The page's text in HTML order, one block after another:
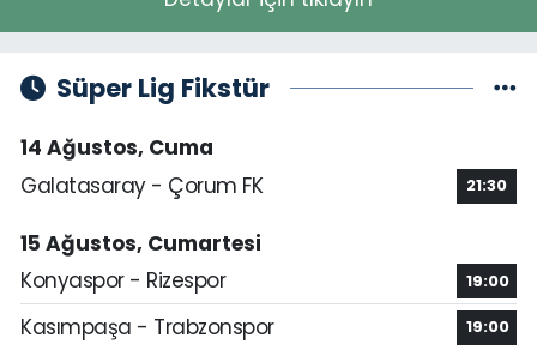
Süper Lig Fikstür
14 Ağustos, Cuma
Galatasaray - Çorum FK
21:30
15 Ağustos, Cumartesi
Konyaspor - Rizespor
19:00
Kasımpaşa - Trabzonspor 19:00